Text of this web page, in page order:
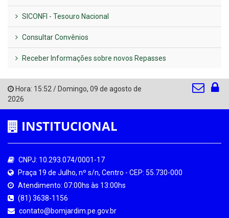
SICONFI - Tesouro Nacional
Consultar Convênios
Receber Informações sobre novos Repasses
Hora: 15:52 /Domingo, 09 de agosto de
2026
INSTITUCIONAL
CNPJ: 10.293.074/0001-17
Praça 19 de Julho, nº s/n, Centro - CEP: 55.730-000
Atendimento: 07:00hs às 13:00hs
(81) 3638-1156
contato@bomjardim.pe.gov.br